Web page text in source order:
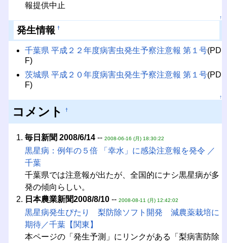
報提供中止
↑
発生情報 †
千葉県 平成２２年度病害虫発生予察注意報 第１号(PD
F)
茨城県 平成２０年度病害虫発生予察注意報 第１号(PD
F)
↑
コメント †
毎日新聞 2008/6/14-- 2008-06-16 (月) 18:30:22
黒星病：例年の５倍 「幸水」に感染注意報を発令 ／
千葉
千葉県では注意報が出たが、全国的にナシ黒星病が多
発の傾向らしい。
日本農業新聞2008/8/10-- 2008-08-11 (月) 12:42:02
黒星病発生ぴたり 梨防除ソフト開発 減農薬栽培に
期待／千葉【関東】
本ページの「発生予測」にリンクがある「梨病害防除